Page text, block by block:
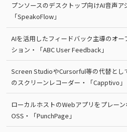
プンソースのデスクトップ向けAI音声ア
「SpeakoFlow」
AIを活用したフィードバック主導のオ
ション・「ABC User Feedback」
Screen StudioやCursorful等の代替とし
のスクリーンレコーダー・「Capptivo」
ローカルホストのWebアプリをプレー
OSS・「PunchPage」